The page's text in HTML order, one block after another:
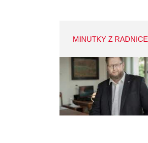
MINUTKY Z RADNICE